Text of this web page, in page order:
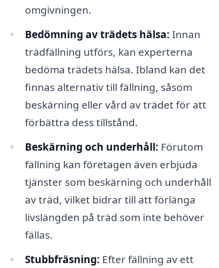
omgivningen.
Bedömning av trädets hälsa: Innan
trädfällning utförs, kan experterna
bedöma trädets hälsa. Ibland kan det
finnas alternativ till fällning, såsom
beskärning eller vård av trädet för att
förbättra dess tillstånd.
Beskärning och underhåll: Förutom
fällning kan företagen även erbjuda
tjänster som beskärning och underhåll
av träd, vilket bidrar till att förlänga
livslängden på träd som inte behöver
fällas.
Stubbfräsning: Efter fällning av ett